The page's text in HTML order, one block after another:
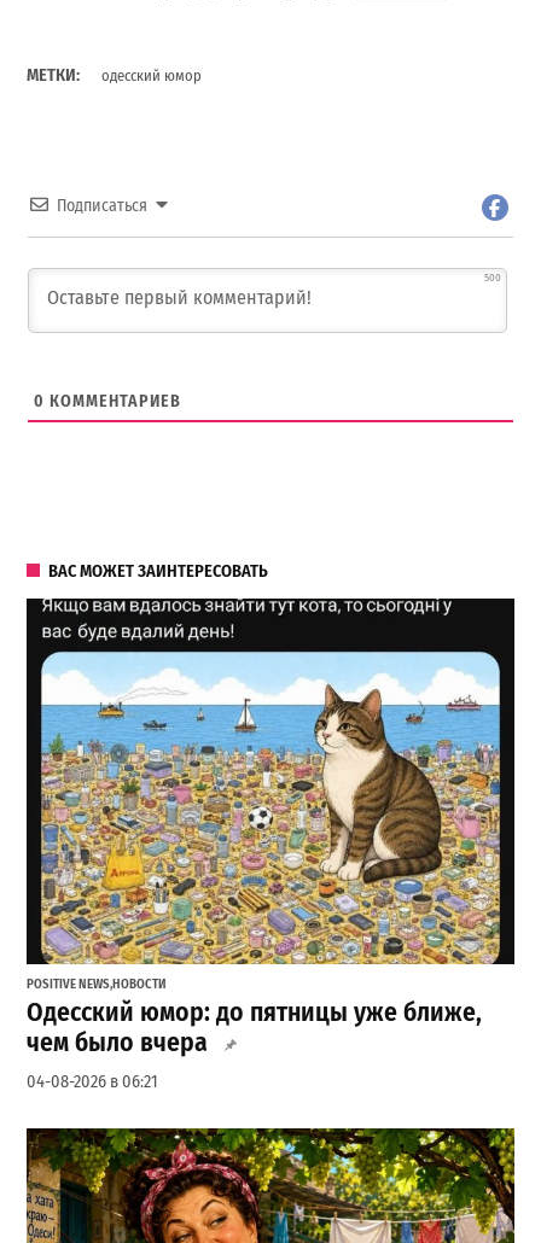
МЕТКИ: одесский юмор
Подписаться
500
0 КОММЕНТАРИЕВ
ВАС МОЖЕТ ЗАИНТЕРЕСОВАТЬ
POSITIVE NEWS,НОВОСТИ
Одесский юмор: до пятницы уже ближе,
чем было вчера
04-08-2026 в 06:21